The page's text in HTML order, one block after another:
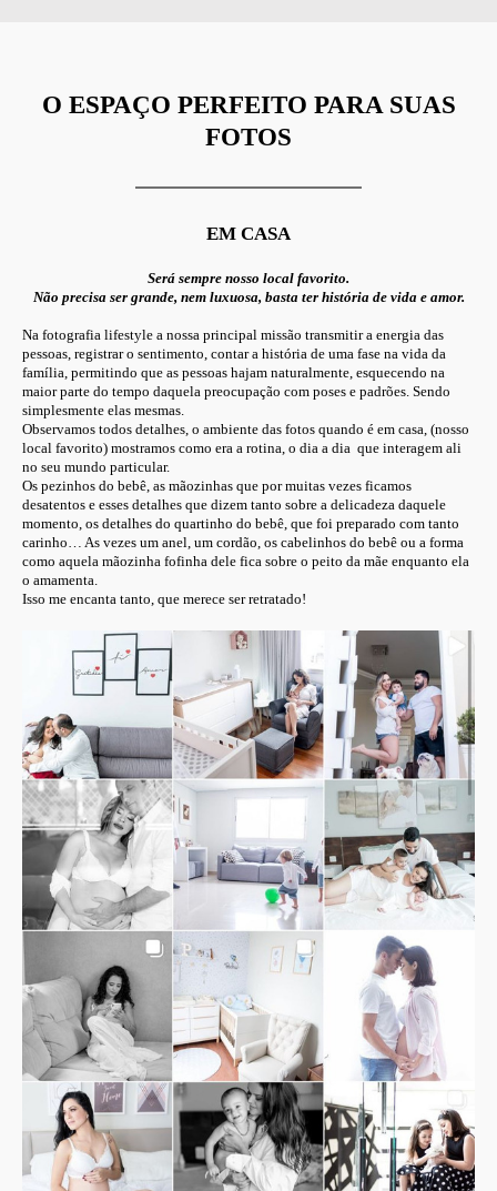
O ESPAÇO PERFEITO PARA SUAS
FOTOS
EM CASA
Será sempre nosso local favorito.
Não precisa ser grande, nem luxuosa, basta ter história de vida e amor.
Na fotografia lifestyle a nossa principal missão transmitir a energia das
pessoas, registrar o sentimento, contar a história de uma fase na vida da
família, permitindo que as pessoas hajam naturalmente, esquecendo na
maior parte do tempo daquela preocupação com poses e padrões. Sendo
simplesmente elas mesmas.
Observamos todos detalhes, o ambiente das fotos quando é em casa, (nosso
local favorito) mostramos como era a rotina, o dia a dia que interagem ali
no seu mundo particular.
Os pezinhos do bebê, as mãozinhas que por muitas vezes ficamos
desatentos e esses detalhes que dizem tanto sobre a delicadeza daquele
momento, os detalhes do quartinho do bebê, que foi preparado com tanto
carinho… As vezes um anel, um cordão, os cabelinhos do bebê ou a forma
como aquela mãozinha fofinha dele fica sobre o peito da mãe enquanto ela
o amamenta.
Isso me encanta tanto, que merece ser retratado!